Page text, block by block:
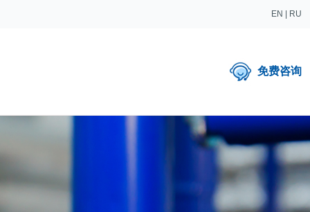
EN RU
免费咨询